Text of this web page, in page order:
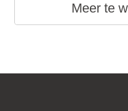
Meer te